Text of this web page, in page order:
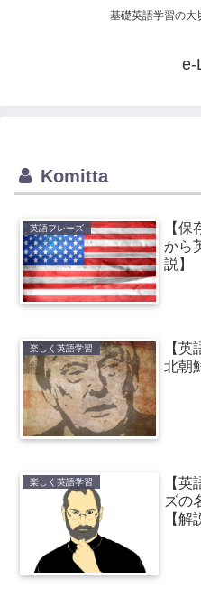
基礎英語学習の大
e-
Komitta
英語フレーズ
【
から
説】
楽しく英語学習
【
北朝
楽しく英語学習
【
ズの
【解